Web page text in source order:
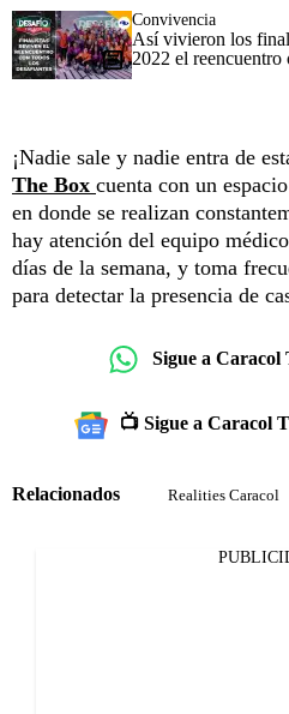
Convivencia
Así vivieron los
2022 el reencuentro
¡Nadie sale y nadie entra de
The Box cuenta con un
en donde se realizan
hay atención del equipo
días de la semana, y toma
para detectar la presencia de
Sigue a
📺 Sigue a Caracol
Relacionados Realities Caracol